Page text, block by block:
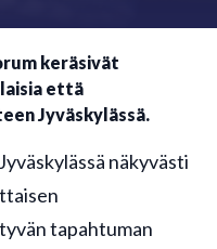
keräsivät
että
Jyväskylässä.
näkyvästi
tapahtuman